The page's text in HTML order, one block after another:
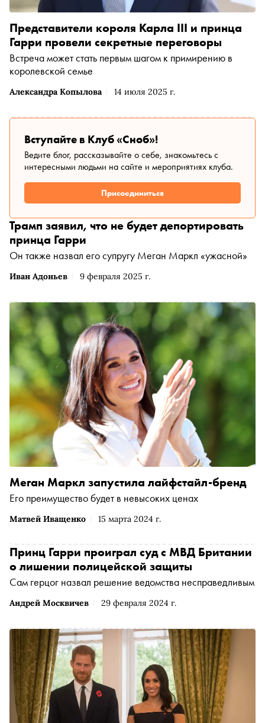
Александра Копылова 14 июля 2025 г.
Представители короля Карла III и принца
Гарри провели секретные переговоры
Встреча может стать первым шагом к примирению в
королевской семье
Вступайте в Клуб «Сноб»!
Ведите блог, рассказывайте о себе, знакомьтесь с
интересными людьми на сайте и мероприятиях клуба.
Присоединиться
Иван Адоньев 9 февраля 2025 г.
Трамп заявил, что не будет депортировать
принца Гарри
Он также назвал его супругу Меган Маркл «ужасной»
Матвей Иващенко 15 марта 2024 г.
Меган Маркл запустила лайфстайл-бренд
Его преимущество будет в невысоких ценах
Андрей Москвичев 29 февраля 2024 г.
Принц Гарри проиграл суд с МВД Британии
о лишении полицейской защиты
Сам герцог назвал решение ведомства несправедливым